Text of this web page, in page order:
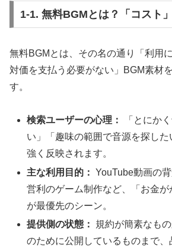
1-1. 無料BGMとは？「コスト
無料BGMとは、その名の通り「利用
対価を支払う必要がない」BGM素材
す。
検索ユーザーの心理：
「とにか
い」「趣味の範囲で音源を探し
強く反映されます。
主な利用目的： YouTube動画の
営利のゲーム制作など、「お金が
が最優先のシーン。
提供側の状態：
規約が簡素なも
のために公開しているものまで